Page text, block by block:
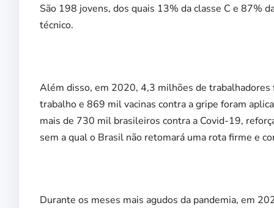
São 198 jovens, dos quais 13% da classe C e 87%
técnico.
Além disso, em 2020, 4,3 milhões de trabalhadores
trabalho e 869 mil vacinas contra a gripe foram
mais de 730 mil brasileiros contra a Covid-19,
sem a qual o Brasil não retomará uma rota firme e
Durante os meses mais agudos da pandemia, em